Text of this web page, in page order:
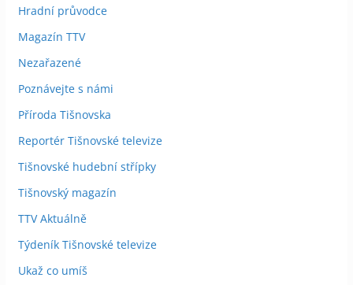
Hradní průvodce
Magazín TTV
Nezařazené
Poznávejte s námi
Příroda Tišnovska
Reportér Tišnovské televize
Tišnovské hudební střípky
Tišnovský magazín
TTV Aktuálně
Týdeník Tišnovské televize
Ukaž co umíš